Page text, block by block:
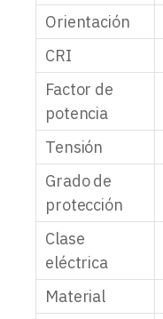
Orientación
CRI
Factor de
potencia
Tensión
Grado de
protección
Clase
eléctrica
Material